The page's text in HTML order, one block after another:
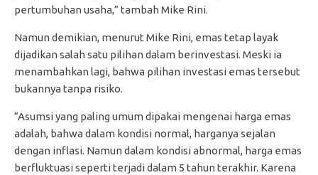
pertumbuhan usaha,” tambah Mike Rini.
Namun demikian, menurut Mike Rini, emas tetap layak
dijadikan salah satu pilihan dalam berinvestasi. Meski ia
menambahkan lagi, bahwa pilihan investasi emas tersebut
bukannya tanpa risiko.
“Asumsi yang paling umum dipakai mengenai harga emas
adalah, bahwa dalam kondisi normal, harganya sejalan
dengan inflasi. Namun dalam kondisi abnormal, harga emas
berfluktuasi seperti terjadi dalam 5 tahun terakhir. Karena